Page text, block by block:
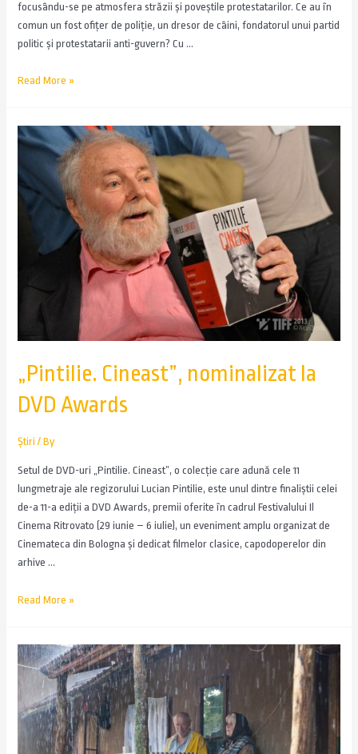
focusându-se pe atmosfera străzii și poveștile protestatarilor. Ce au în
comun un fost ofiţer de poliţie, un dresor de câini, fondatorul unui partid
politic şi protestatarii anti-guvern? Cu …
Read More »
„Pintilie. Cineast”, nominalizat la
DVD Awards
Știri / By
Setul de DVD-uri „Pintilie. Cineast”, o colecție care adună cele 11
lungmetraje ale regizorului Lucian Pintilie, este unul dintre finaliștii celei
de-a 11-a ediții a DVD Awards, premii oferite în cadrul Festivalului Il
Cinema Ritrovato (29 iunie – 6 iulie), un eveniment amplu organizat de
Cinemateca din Bologna și dedicat filmelor clasice, capodoperelor din
arhive …
Read More »